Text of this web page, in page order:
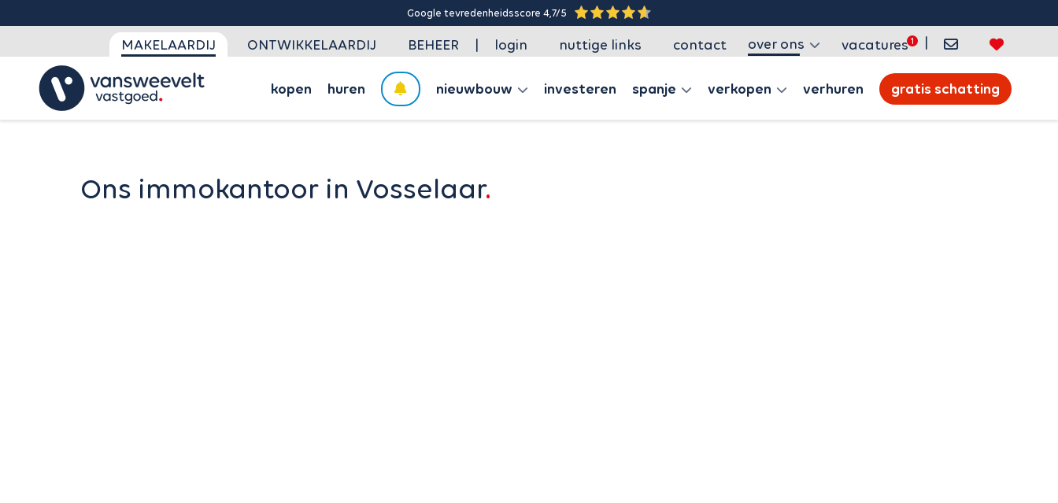
Google tevredenheidsscore 4,7/5
MAKELAARDIJ ONTWIKKELAARDIJ BEHEER | login nuttige links contact over ons vacatures |
kopen huren nieuwbouw investeren spanje verkopen verhuren gratis schatting
Ons immokantoor in Vosselaar